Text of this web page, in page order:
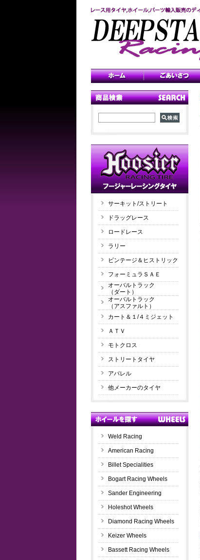
サーキット/ストリート
ドラッグレース
ロードレース
ラリー
ビンテージ＆ヒストリック
フォーミュラＳＡＥ
オーバルトラック
（ダート）
オーバルトラック
（アスファルト）
カート＆１/４ミジェット
ＡＴＶ
モトクロス
ストリートタイヤ
アパレル
他メーカーのタイヤ
Weld Racing
American Racing
Billet Specialities
Bogart Racing Wheels
Sander Engineering
Holeshot Wheels
Diamond Racing Wheels
Keizer Wheels
Bassett Racing Wheels